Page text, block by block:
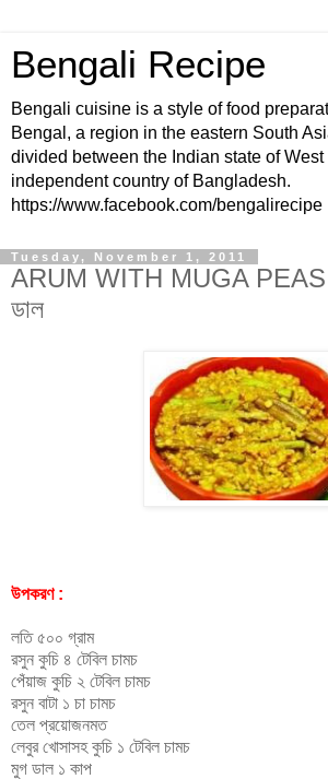
Bengali Recipe
Bengali cuisine is a style of food
Bengal, a region in the eastern South
divided between the Indian state of
independent country of Bangladesh.
https://www.facebook.com/bengalirecipe
Tuesday, November 1, 2011
ARUM WITH MUGA PEAS
ডাল
উপকরণ :
লতি ৫০০ গ্রাম
রসুন কুচি ৪ টেবিল চামচ
পেঁয়াজ কুচি ২ টেবিল চামচ
রসুন বাটা ১ চা চামচ
তেল প্রয়োজনমত
লেবুর খোসাসহ কুচি ১ টেবিল চামচ
মুগ ডাল ১ কাপ